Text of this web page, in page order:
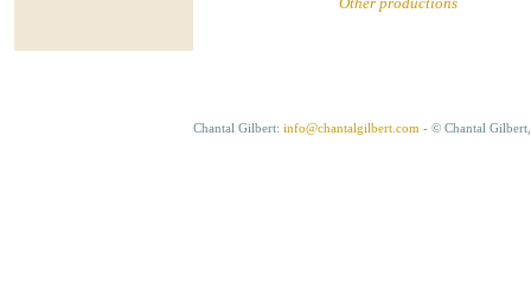
Chantal Gilbert: info@chantalgilbert.com - © Chantal